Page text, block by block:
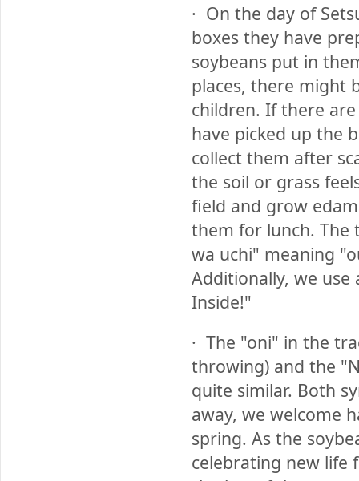
· On the day of
boxes they have
soybeans put in
places, there might
children. If there
have picked up the
collect them after
the soil or grass
field and grow
them for lunch. The
wa uchi" meaning
Additionally, we use
Inside!"
· The "oni" in the
throwing) and the
quite similar. Both
away, we welcome
spring. As the
celebrating new life